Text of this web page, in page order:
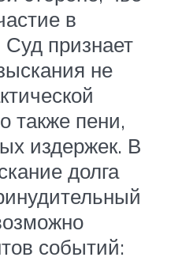
в
Суд признает
не
также пени,
издержек. В
долга
событий: